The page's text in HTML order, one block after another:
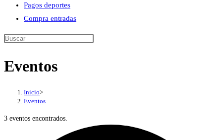
Pagos deportes
Compra entradas
Buscar
esta
Eventos
Inicio>
Eventos
3 eventos encontrados.